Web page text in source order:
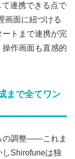
連携できる点で
画面に紐づける
トまで連携が完
作画面も直感的
まで全てワン
の調整——これま
Shirofuneは独